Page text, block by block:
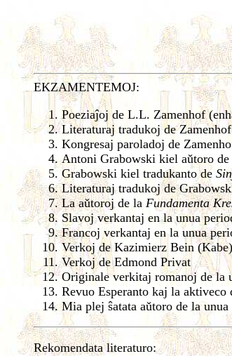
EKZAMENTEMOJ:
Poeziaĵoj de L.L. Zamenhof
Literaturaj tradukoj de Zamenhof
Kongresaj paroladoj de
Antoni Grabowski kiel aǔtoro
Grabowski kiel tradukanto de
Literaturaj tradukoj de
La aǔtoroj de la Fundamenta
Slavoj verkantaj en la unua
Francoj verkantaj en la unua
Verkoj de Kazimierz Bein (Kabe)
Verkoj de Edmond Privat
Originale verkitaj romanoj de la
Revuo Esperanto kaj la aktiveco
Mia plej ŝatata aǔtoro de la
Rekomendata literaturo: